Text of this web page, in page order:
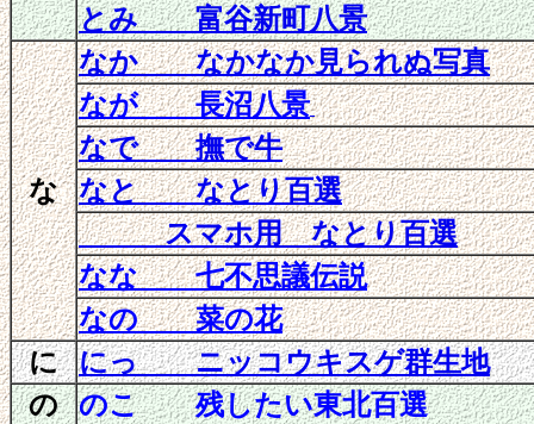
とみ 富谷新町八景
な
なか なかなか見られぬ写真
なが 長沼八景
なで 撫で牛
なと なとり百選
スマホ用 なとり百選
なな 七不思議伝説
なの 菜の花
に
にっ ニッコウキスゲ群生地
の
のこ 残したい東北百選